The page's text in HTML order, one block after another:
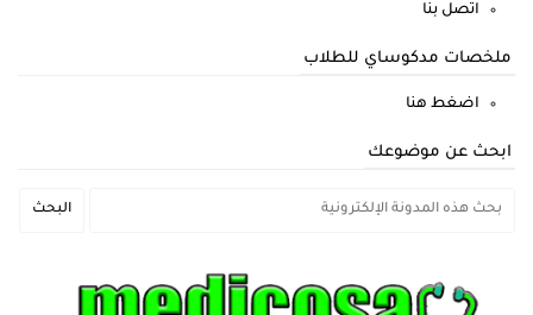
اتصل بنا
ملخصات مدكوساي للطلاب
اضغط هنا
ابحث عن موضوعك